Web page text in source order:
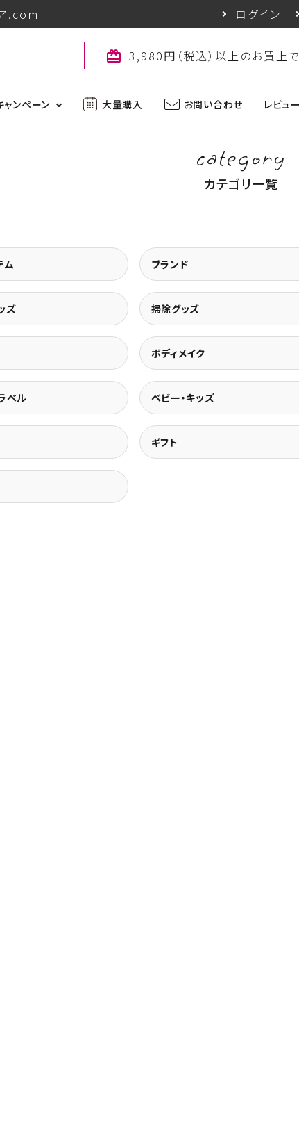
.com ログイン
card_giftcard 3,980円（税込）以上のお買上
アウトドアグッズ
ズ ヘアケアグッズ
Sun Block LAB パワーバイオ
ャンペーン 大量購入 お問い合わせ レビュー
category
カテゴリ一覧
ム ブランド
ズ 掃除グッズ
ボディメイク
ベル ベビー・キッズ
ギフト